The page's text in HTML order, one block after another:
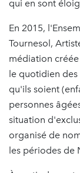
qui en sont
En 2015,
Tournesol,
médiation
le quotidien
qu'ils soient
personnes
situation
organisé de
les périodes de